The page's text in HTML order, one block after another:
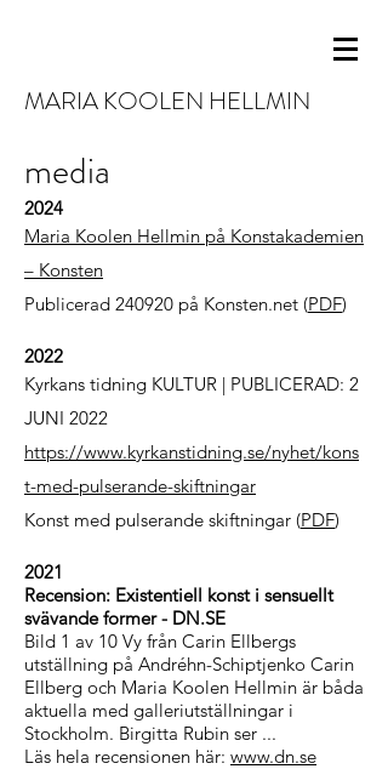
MARIA KOOLEN HELLMIN
media
2024
Maria Koolen Hellmin på Konstakademien
– Konsten
Publicerad 240920 på Konsten.net (PDF)
2022
Kyrkans tidning KULTUR | PUBLICERAD: 2
JUNI 2022
https://www.kyrkanstidning.se/nyhet/kons
t-med-pulserande-skiftningar
Konst med pulserande skiftningar (PDF)
2021
Recension: Existentiell konst i sensuellt
svävande former - DN.SE
Bild 1 av 10 Vy från Carin Ellbergs
utställning på Andréhn-Schiptjenko Carin
Ellberg och Maria Koolen Hellmin är båda
aktuella med galleriutställningar i
Stockholm. Birgitta Rubin ser ...
Läs hela recensionen här: www.dn.se